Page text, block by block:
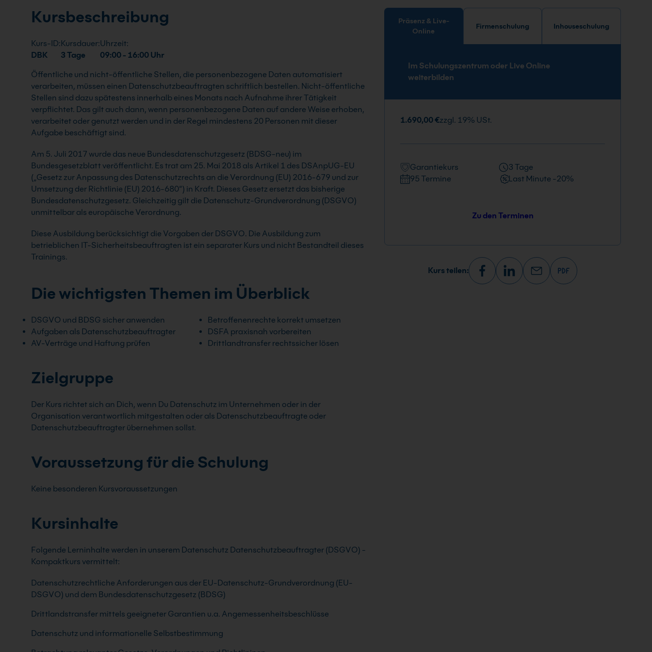
Präsenz & Live-
Online
Firmenschulung Inhouseschulung
Im Schulungszentrum oder Live Online
weiterbilden
1.690,00 €zzgl. 19% USt.
Garantiekurs
3 Tage
95 Termine
Last Minute -20%
Zu den Terminen
Kurs teilen:
Kursbeschreibung
Kurs-ID:
DBK
Kursdauer:
3 Tage
Uhrzeit:
09:00 - 16:00 Uhr
Öffentliche und nicht-öffentliche Stellen, die personenbezogene Daten automatisiert
verarbeiten, müssen einen Datenschutzbeauftragten schriftlich bestellen. Nicht-öffentliche
Stellen sind dazu spätestens innerhalb eines Monats nach Aufnahme ihrer Tätigkeit
verpflichtet. Das gilt auch dann, wenn personenbezogene Daten auf andere Weise erhoben,
verarbeitet oder genutzt werden und in der Regel mindestens 20 Personen mit dieser
Aufgabe beschäftigt sind.
Am 5. Juli 2017 wurde das neue Bundesdatenschutzgesetz (BDSG-neu) im
Bundesgesetzblatt veröffentlicht. Es trat am 25. Mai 2018 als Artikel 1 des DSAnpUG-EU
(„Gesetz zur Anpassung des Datenschutzrechts an die Verordnung (EU) 2016-679 und zur
Umsetzung der Richtlinie (EU) 2016-680“) in Kraft. Dieses Gesetz ersetzt das bisherige
Bundesdatenschutzgesetz. Gleichzeitig gilt die Datenschutz-Grundverordnung (DSGVO)
unmittelbar als europäische Verordnung.
Diese Ausbildung berücksichtigt die Vorgaben der DSGVO. Die Ausbildung zum
betrieblichen IT-Sicherheitsbeauftragten ist ein separater Kurs und nicht Bestandteil dieses
Trainings.
Die wichtigsten Themen im Überblick
DSGVO und BDSG sicher anwenden
Aufgaben als Datenschutzbeauftragter
AV-Verträge und Haftung prüfen
Betroffenenrechte korrekt umsetzen
DSFA praxisnah vorbereiten
Drittlandtransfer rechtssicher lösen
Zielgruppe
Der Kurs richtet sich an Dich, wenn Du Datenschutz im Unternehmen oder in der
Organisation verantwortlich mitgestalten oder als Datenschutzbeauftragte oder
Datenschutzbeauftragter übernehmen sollst.
Voraussetzung für die Schulung
Keine besonderen Kursvoraussetzungen
Kursinhalte
Folgende Lerninhalte werden in unserem Datenschutz Datenschutzbeauftragter (DSGVO) -
Kompaktkurs vermittelt:
Datenschutzrechtliche Anforderungen aus der EU-Datenschutz-Grundverordnung (EU-
DSGVO) und dem Bundesdatenschutzgesetz (BDSG)
Drittlandstransfer mittels geeigneter Garantien u.a. Angemessenheitsbeschlüsse
Datenschutz und informationelle Selbstbestimmung